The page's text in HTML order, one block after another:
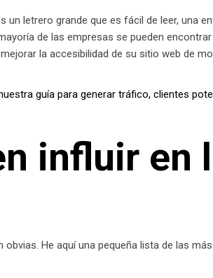
un letrero grande que es fácil de leer, una
de las empresas se pueden
la accesibilidad de su sitio web de
guía para generar tráfico, clientes
influir en
He aquí una pequeña lista de las más